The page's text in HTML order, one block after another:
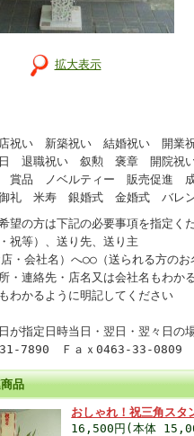
拡大表示
祝い 新築祝い 結婚祝い 開業
退職祝い 叙勲 褒章 開院祝
賞品 ノベルティー 販売促進
米寿 銀婚式 金婚式 バレン
望の方は下記の必要事項を指定くだ
祝等）、送り先、送り主
・会社名）へ○○（送られる方
・連絡先・店名又は会社名もわか
わかるように明記してください
が指定日時当日・翌日・翌々日の
7890 Ｆａｘ0463-33-0809
品
おしゃれ！祝三角ス
16,500円(本体